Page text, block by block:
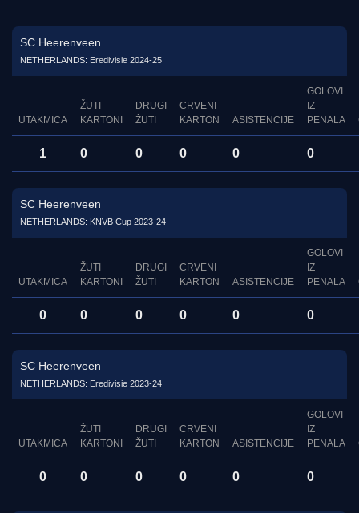
SC Heerenveen
NETHERLANDS: Eredivisie 2024-25
UTAKMICA
ŽUTI
KARTONI
DRUGI
ŽUTI
CRVENI
KARTON
ASISTENCIJE
GOLOVI
IZ
PENALA
1 0 0 0 0 0
SC Heerenveen
NETHERLANDS: KNVB Cup 2023-24
UTAKMICA
ŽUTI
KARTONI
DRUGI
ŽUTI
CRVENI
KARTON
ASISTENCIJE
GOLOVI
IZ
PENALA
0 0 0 0 0 0
SC Heerenveen
NETHERLANDS: Eredivisie 2023-24
UTAKMICA
ŽUTI
KARTONI
DRUGI
ŽUTI
CRVENI
KARTON
ASISTENCIJE
GOLOVI
IZ
PENALA
0 0 0 0 0 0